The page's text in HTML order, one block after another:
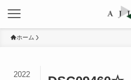
ホーム
2022